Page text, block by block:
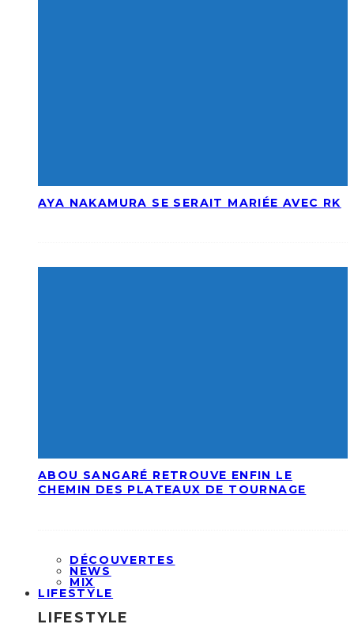
AYA NAKAMURA SE SERAIT MARIÉE AVEC RK
ABOU SANGARÉ RETROUVE ENFIN LE
CHEMIN DES PLATEAUX DE TOURNAGE
DÉCOUVERTES
NEWS
MIX
LIFESTYLE
LIFESTYLE